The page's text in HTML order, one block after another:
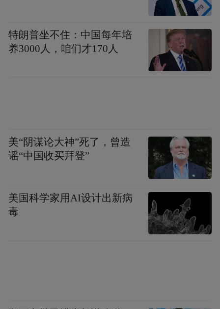
活力，还将新增公共活动场地打破传统厂区
花园等多元场景营造，为市民提供全天候的
特朗普坐不住：中国每年培
养3000人，咱们才170人
美“阴谋论大神”死了，曾造
谣“中国收买拜登”
美国科学家用AI设计出新病
毒